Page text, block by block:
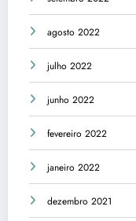
agosto 2022
julho 2022
junho 2022
fevereiro 2022
janeiro 2022
dezembro 2021